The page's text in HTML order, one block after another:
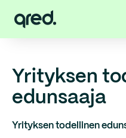
Yrityksen
edunsaaja
Yrityksen todellinen